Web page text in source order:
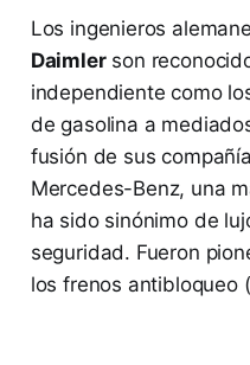
Los ingenieros
Daimlerson
independiente como
de gasolina a
fusión de sus
Mercedes-Benz, una
ha sido sinónimo de
seguridad. Fueron
los frenos antibloqueo